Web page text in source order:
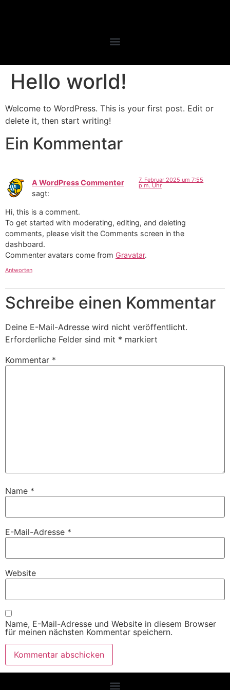
Hello world!
Welcome to WordPress. This is your first post. Edit or
delete it, then start writing!
Ein Kommentar
A WordPress Commenter
sagt:
7. Februar 2025 um 7:55
p.m. Uhr
Hi, this is a comment.
To get started with moderating, editing, and deleting
comments, please visit the Comments screen in the
dashboard.
Commenter avatars come from Gravatar.
Antworten
Schreibe einen Kommentar
Deine E-Mail-Adresse wird nicht veröffentlicht.
Erforderliche Felder sind mit * markiert
Kommentar *
Name *
E-Mail-Adresse *
Website
Name, E-Mail-Adresse und Website in diesem Browser
für meinen nächsten Kommentar speichern.